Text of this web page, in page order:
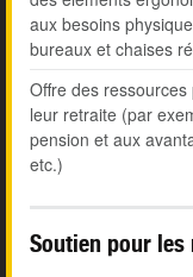
aux besoins
bureaux et chaises
Offre des
leur retraite (par
pension et aux
etc.)
Soutien pour